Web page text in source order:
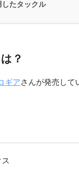
たタックル
？
ギアさんが発売して